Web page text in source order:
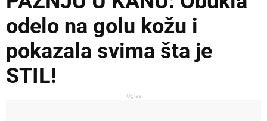
odelo na golu kožu i
pokazala svima šta je
STIL!
Oglas